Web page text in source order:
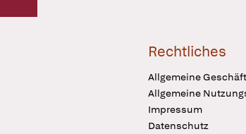
Rechtliches
Allgemeine
Allgemeine
Impressum
Datenschutz